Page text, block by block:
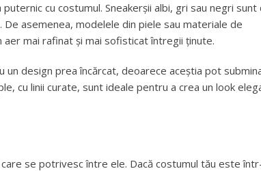
cu costumul. Sneakerșii albi, gri sau negri sunt
asemenea, modelele din piele sau materiale de
mai rafinat și mai sofisticat întregii ținute.
un design prea încărcat, deoarece aceștia pot
cu linii curate, sunt ideale pentru a crea un look
se potrivesc între ele. Dacă costumul tău este